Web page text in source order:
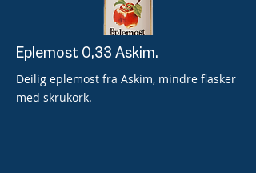
Eplemost 0,33 Askim.
Deilig eplemost fra Askim, mindre flasker
med skrukork.